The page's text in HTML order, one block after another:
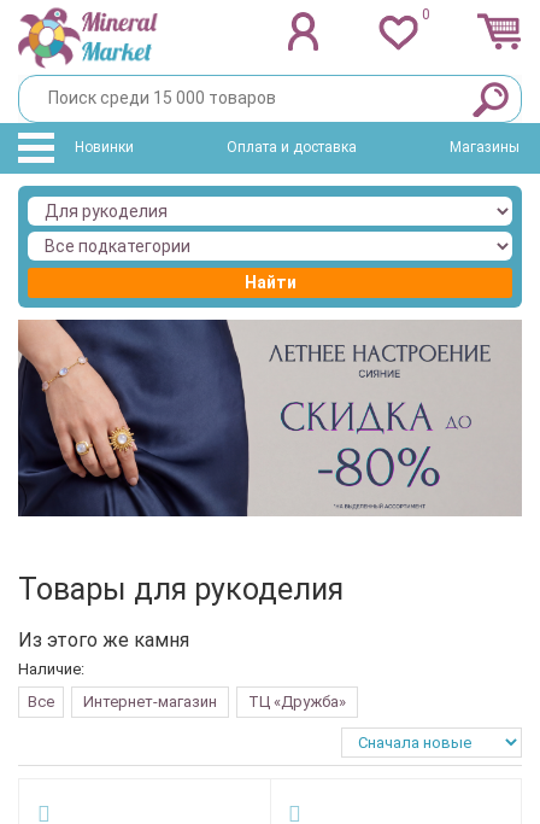
0
Новинки Оплата и доставка Магазины
Найти
Товары для рукоделия
Из этого же камня
Наличие:
Все
Интернет-магазин ТЦ «Дружба»